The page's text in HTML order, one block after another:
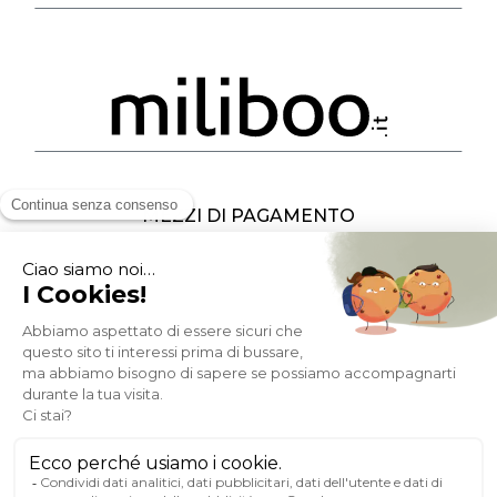
MEZZI DI PAGAMENTO
SOCIAL NETWORK